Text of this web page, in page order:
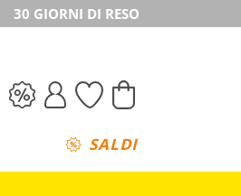
30 GIORNI DI RESO
SALDI